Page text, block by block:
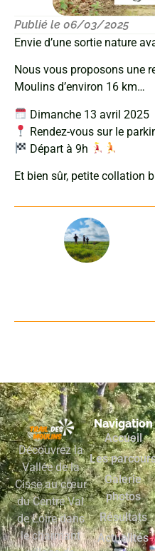
Publié le 06/03/2025
Envie d’une sortie nature
Nous vous proposons une
Moulins d’environ 16 km…
Dimanche 13 avril 2025
Rendez-vous sur le
Départ à 9h
​Et bien sûr, petite collation
Découvrez la
Vallée de la
Cisse au cœur
du Centre Val
de Loire dans
le charmant
Navigation
Accueil
Les
Galerie
photos
Résultats
Actualités